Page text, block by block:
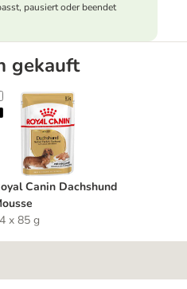
pausiert oder beendet
gekauft
Royal Canin Dachshund Mousse
Canin Dachshund
x 85 g